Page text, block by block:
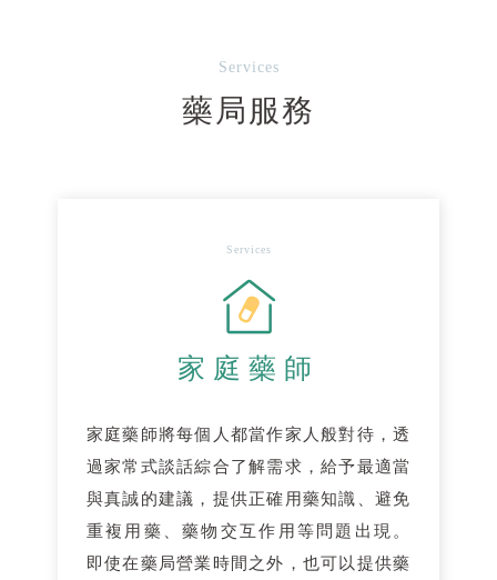
Services
藥局服務
Services
家庭藥師
家庭藥師將每個人都當作家人般對待，透
過家常式談話綜合了解需求，給予最適當
與真誠的建議，提供正確用藥知識、避免
重複用藥、藥物交互作用等問題出現。
即使在藥局營業時間之外，也可以提供藥